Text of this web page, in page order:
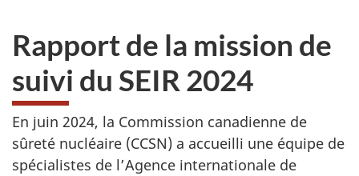
Rapport de la mission de
suivi du SEIR 2024
En juin 2024, la Commission canadienne de
sûreté nucléaire (CCSN) a accueilli une équipe de
spécialistes de l’Agence internationale de